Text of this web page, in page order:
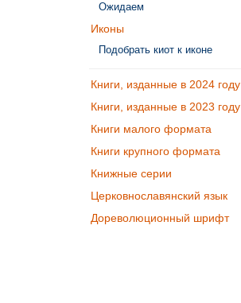
Ожидаем
Иконы
Подобрать киот к иконе
Книги, изданные в 2024 году
Книги, изданные в 2023 году
Книги малого формата
Книги крупного формата
Книжные серии
Церковнославянский язык
Дореволюционный шрифт